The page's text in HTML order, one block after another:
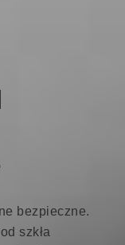
bezpieczne.
szkła